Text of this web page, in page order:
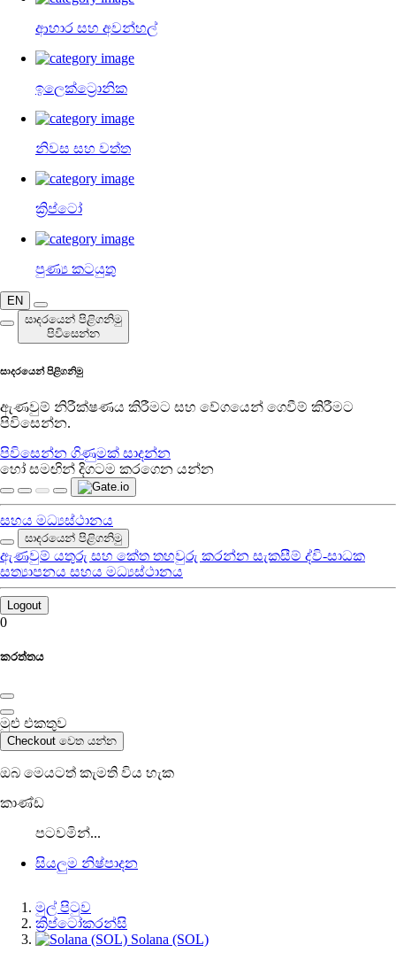
ආහාර සහ අවන්හල්
ඉලෙක්ට්‍රොනික
නිවස සහ වත්ත
ක්‍රිප්ටෝ
පුණ්‍ය කටයුතු
EN
සාදරයෙන් පිළිගනිමු
පිවිසෙන්න
සාදරයෙන් පිළිගනිමු
ඇණවුම් නිරීක්ෂණය කිරීමට සහ වේගයෙන් ගෙවීම් කිරීමට
පිවිසෙන්න.
පිවිසෙන්න ගිණුමක් සාදන්න
හෝ සමඟින් දිගටම කරගෙන යන්න
සහය මධ්‍යස්ථානය
සාදරයෙන් පිළිගනිමු
ඇණවුම් යතුරු සහ කේත තහවුරු කරන්න සැකසීම් ද්වි-සාධක
සත්‍යාපනය සහය මධ්‍යස්ථානය
Logout
0
කරත්තය
මුළු එකතුව
Checkout වෙත යන්න
ඔබ මෙයටත් කැමති විය හැක
කාණ්ඩ
පටවමින්...
සියලුම නිෂ්පාදන
මුල් පිටුව
ක්‍රිප්ටෝකරන්සි
Solana (SOL)